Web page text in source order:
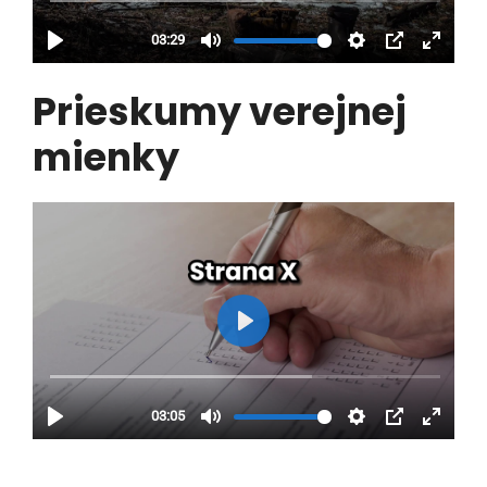
Prieskumy verejnej
mienky